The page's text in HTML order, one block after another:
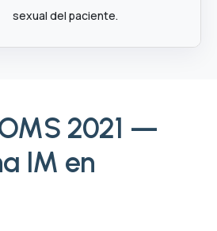
sexual del paciente.
2021 —
IM en